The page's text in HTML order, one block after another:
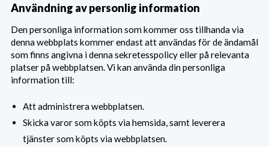
Användning av personlig information
Den personliga information som kommer oss tillhanda via
denna webbplats kommer endast att användas för de ändamål
som finns angivna i denna sekretesspolicy eller på relevanta
platser på webbplatsen. Vi kan använda din personliga
information till:
Att administrera webbplatsen.
Skicka varor som köpts via hemsida, samt leverera
tjänster som köpts via webbplatsen.